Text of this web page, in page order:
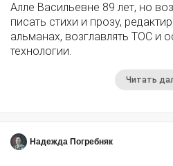
Алле Васильевне 89 лет, но
писать стихи и прозу,
альманах, возглавлять ТОС и
технологии.
Читать
Надежда Погребняк